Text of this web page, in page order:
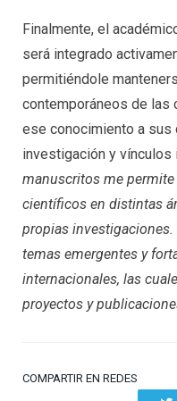
Finalmente, el
será integrado
permitiéndole
contemporáneos de las
ese conocimiento a
investigación y vínculos
manuscritos me
científicos en distintas
propias
temas emergentes y
internacionales, las
proyectos y
COMPARTIR EN REDES